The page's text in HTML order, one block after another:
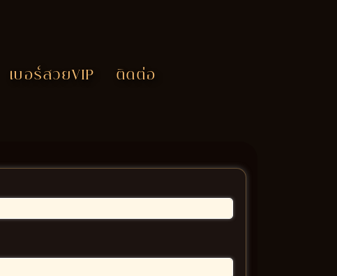
เบอร์สวยVIP ติดต่อ